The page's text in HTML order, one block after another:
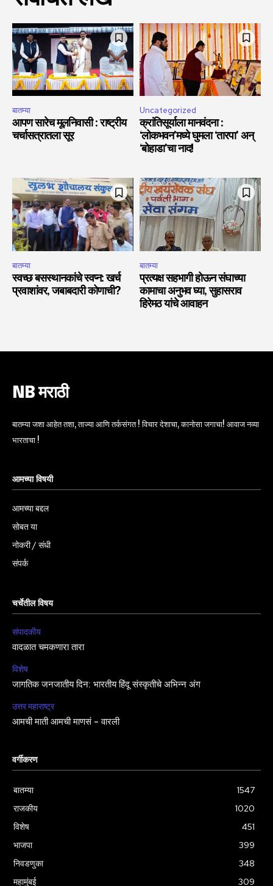
बातम्या
आपण सारेच मूलनिवासी : राष्ट्रीय
चर्चासत्रातला सूर
Uncategorized
क्रांतिसूर्याला मानवंदना :
‘लोकभवन’मध्ये घुमला ‘तारपा’ अन्
‘बोहाडा’चा नाद!
बातम्या
स्वच्छ बसस्थानकांचे स्वप्न: खर्च
प्रवाशांवर, जबाबदारी कोणाची?
बातम्या
प्रत्यक्ष सहभागी होऊन संघाच्या
कामाचा अनुभव घ्या, सुहासराव
हिरेमठ यांचे आवाहन
NB मराठी
बातम्या जशा आहेत तशा, ताज्या आणि तर्कसंगत ! विचार देशाचा, कानोसा जगाचा! आवाज नव्या
भारताचा !
आमच्या विषयी
आमच्या बद्दल
सोबत या
नोकरी / संधी
संपर्क
चर्चेतील विषय
संपादकीय
वादळात चमकणारा तारा
विशेष
जागतिक जनजातीय दिन: भारतीय हिंदू संस्कृतीचे अभिन्न अंग
उत्तर महाराष्ट्र
आमची माती आमची माणसं – वारली
वर्गीकरण
बातम्या
1547
राजकीय
1020
विशेष
451
भाजपा
399
निवडणुका
348
महामुंबई
309